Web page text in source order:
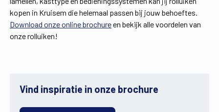
kopen in Kruisem die helemaal passen bij jouw behoeftes.
Download onze online brochureen bekijk alle voordelen van
onze rolluiken!
Vind inspiratie in onze brochure